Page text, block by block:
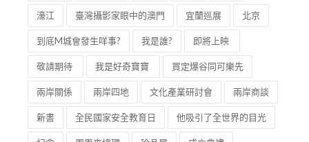
濠江 臺灣攝影家眼中的澳門 宜蘭巡展 北京
到底M城會發生咩事? 我是誰? 即將上映
敬請期待 我是好奇寶寶 買定爆谷同可樂先
兩岸關係 兩岸四地 文化產業研討會 兩岸商談
新書 全民國家安全教育日 他吸引了全世界的目光